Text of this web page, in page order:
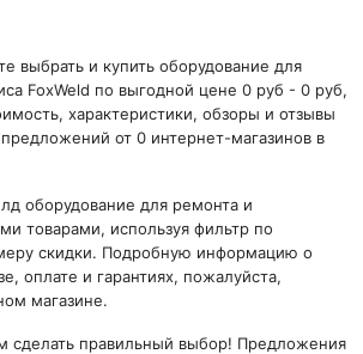
выбрать и купить оборудование для
FoxWeld по выгодной цене 0 руб - 0 руб,
характеристики, обзоры и отзывы
от 0 интернет-магазинов в
оборудование для ремонта и
товарами, используя фильтр по
скидки. Подробную информацию о
оплате и гарантиях, пожалуйста,
магазине.
сделать правильный выбор! Предложения